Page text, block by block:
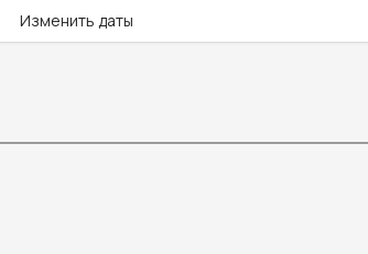
Изменить даты